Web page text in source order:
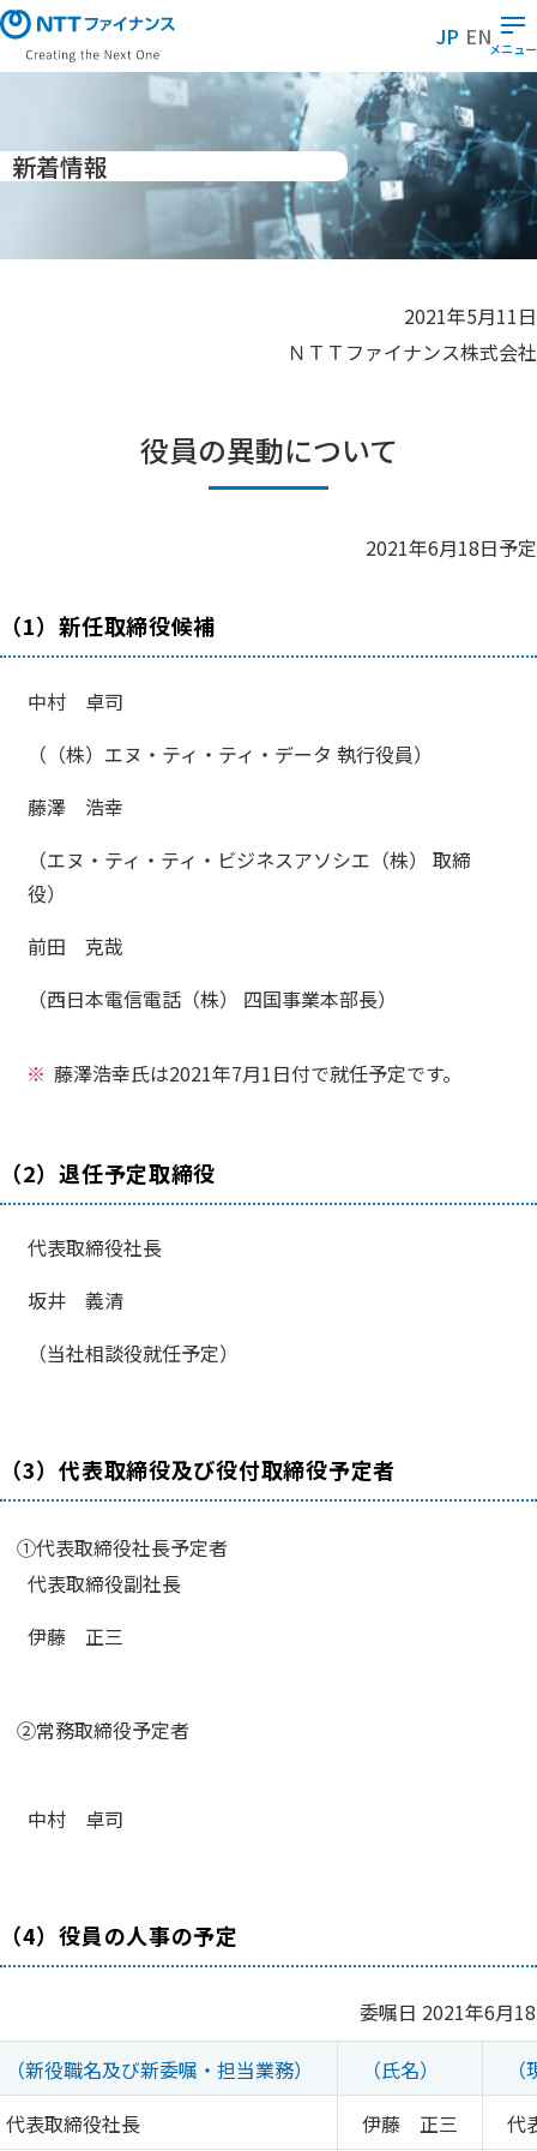
メ
イ
ン
に
JP ENメニュー
新着情報
2021年5月11日
ＮＴＴファイナンス株式会社
役員の異動について
2021年6月18日予定
（1）新任取締役候補
中村 卓司
（（株）エヌ・ティ・ティ・データ 執行役員）
藤澤 浩幸
（エヌ・ティ・ティ・ビジネスアソシエ（株） 取締
役）
前田 克哉
（西日本電信電話（株） 四国事業本部長）
藤澤浩幸氏は2021年7月1日付で就任予定です。
（2）退任予定取締役
代表取締役社長
坂井 義清
（当社相談役就任予定）
（3）代表取締役及び役付取締役予定者
①代表取締役社長予定者
代表取締役副社長
伊藤 正三
②常務取締役予定者
中村 卓司
（4）役員の人事の予定
委嘱日 2021年6月
（新役職名及び新委嘱・担当業務）
（氏名）
代表取締役社長
伊藤 正三 代